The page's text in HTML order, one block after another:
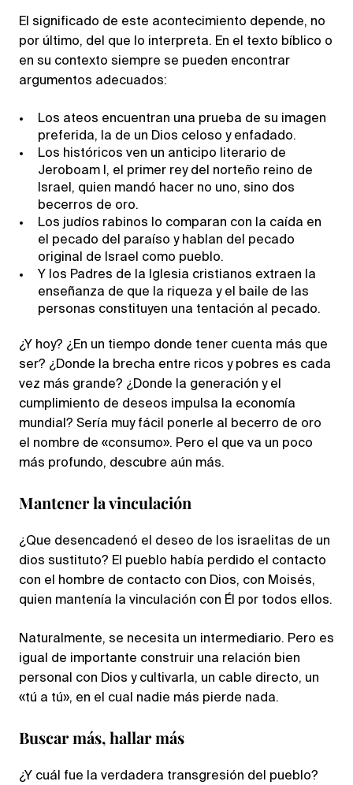
El significado de este acontecimiento depende, no
por último, del que lo interpreta. En el texto bíblico o
en su contexto siempre se pueden encontrar
argumentos adecuados:
Los ateos encuentran una prueba de su imagen
preferida, la de un Dios celoso y enfadado.
Los históricos ven un anticipo literario de
Jeroboam I, el primer rey del norteño reino de
Israel, quien mandó hacer no uno, sino dos
becerros de oro.
Los judíos rabinos lo comparan con la caída en
el pecado del paraíso y hablan del pecado
original de Israel como pueblo.
Y los Padres de la Iglesia cristianos extraen la
enseñanza de que la riqueza y el baile de las
personas constituyen una tentación al pecado.
¿Y hoy? ¿En un tiempo donde tener cuenta más que
ser? ¿Donde la brecha entre ricos y pobres es cada
vez más grande? ¿Donde la generación y el
cumplimiento de deseos impulsa la economía
mundial? Sería muy fácil ponerle al becerro de oro
el nombre de «consumo». Pero el que va un poco
más profundo, descubre aún más.
Mantener la vinculación
¿Que desencadenó el deseo de los israelitas de un
dios sustituto? El pueblo había perdido el contacto
con el hombre de contacto con Dios, con Moisés,
quien mantenía la vinculación con Él por todos ellos.
Naturalmente, se necesita un intermediario. Pero es
igual de importante construir una relación bien
personal con Dios y cultivarla, un cable directo, un
«tú a tú», en el cual nadie más pierde nada.
Buscar más, hallar más
¿Y cuál fue la verdadera transgresión del pueblo?